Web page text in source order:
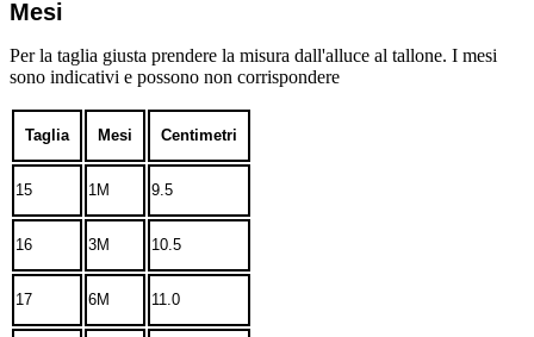
Mesi
Per la taglia giusta prendere la misura dall'alluce al tallone. I mesi
sono indicativi e possono non corrispondere
Taglia Mesi Centimetri
15 1M 9.5
16 3M 10.5
17 6M 11.0